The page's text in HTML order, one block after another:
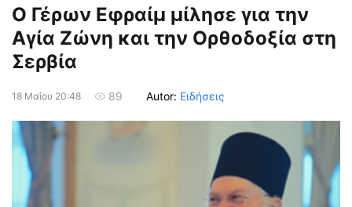
Ο Γέρων Εφραίμ μίλησε για την
Αγία Ζώνη και την Ορθοδοξία στη
Σερβία
18 Μαΐου 20:48 89 Autor: Ειδήσεις